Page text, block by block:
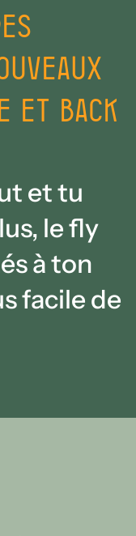
et back
et tu
le fly
à ton
facile de